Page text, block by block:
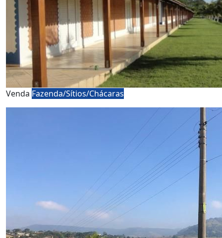
Venda Fazenda/Sítios/Chácaras